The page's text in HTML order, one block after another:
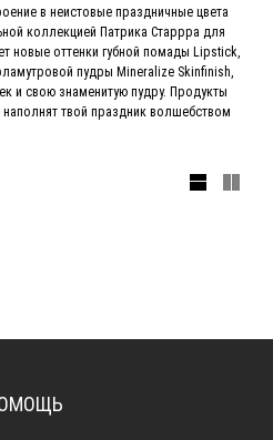
в неистовые праздничные цвета
коллекцией Патрика Старрра для
новые оттенки губной помады Lipstick,
пудры Mineralize Skinfinish,
и свою знаменитую пудру. Продукты
твой праздник волшебством